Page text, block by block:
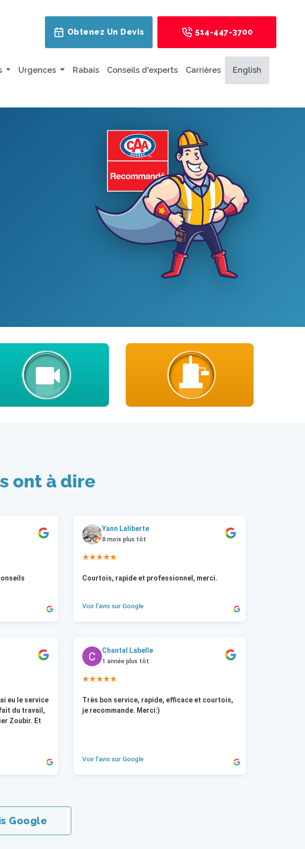
Obtenez Un Devis 514-447-3700
Urgences Rabais Conseils d'experts Carrières English
ont à dire
Yann Laliberte
8 mois plus tôt
★★★★★
Courtois, rapide et professionnel, merci.
Voir l'avis sur Google
eu le service
du travail,
Zoubir. Et
Chantal Labelle
1 année plus tôt
★★★★★
Très bon service, rapide, efficace et courtois,
je recommande. Merci:)
Voir l'avis sur Google
Google